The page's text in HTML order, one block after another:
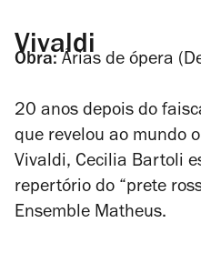
Vivaldi
Obra: Árias de ópera
20 anos depois do
que revelou ao mundo
Vivaldi, Cecilia Bartoli
repertório do “prete
Ensemble Matheus.